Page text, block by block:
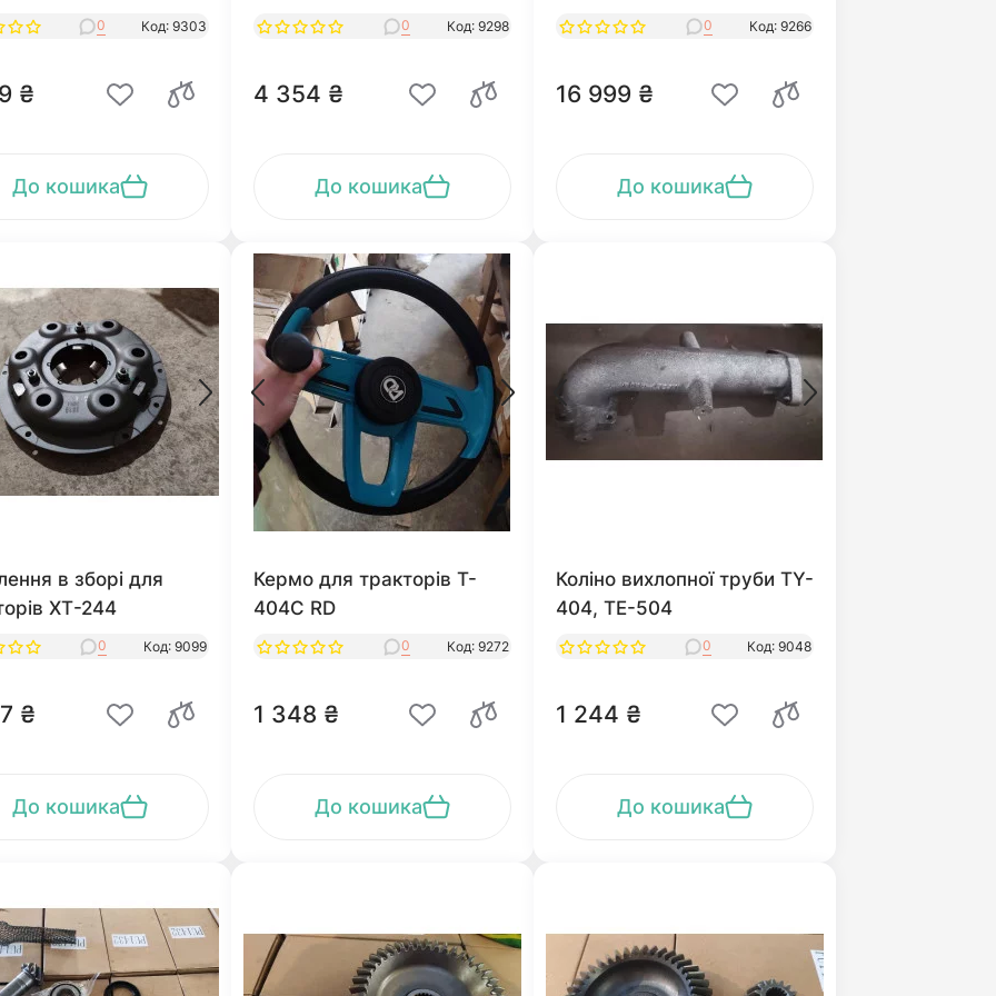
0 Код: 9303
₴
До кошика
0 Код: 9298
4 354 ₴
До кошика
0 Код: 9266
16 999 ₴
До кошика
в зборі для
ХТ-244
0 Код: 9099
₴
До кошика
Кермо для тракторів T-
404С RD
0 Код: 9272
1 348 ₴
До кошика
Коліно вихлопної труби TY-
404, ТЕ-504
0 Код: 9048
1 244 ₴
До кошика